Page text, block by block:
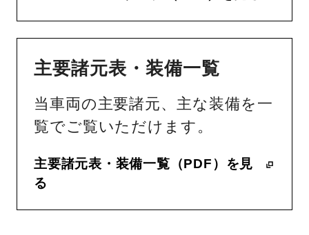
主要諸元表・装備一覧
当車両の主要諸元、主な装備を一
覧でご覧いただけます。
主要諸元表・装備一覧（PDF）を見
る